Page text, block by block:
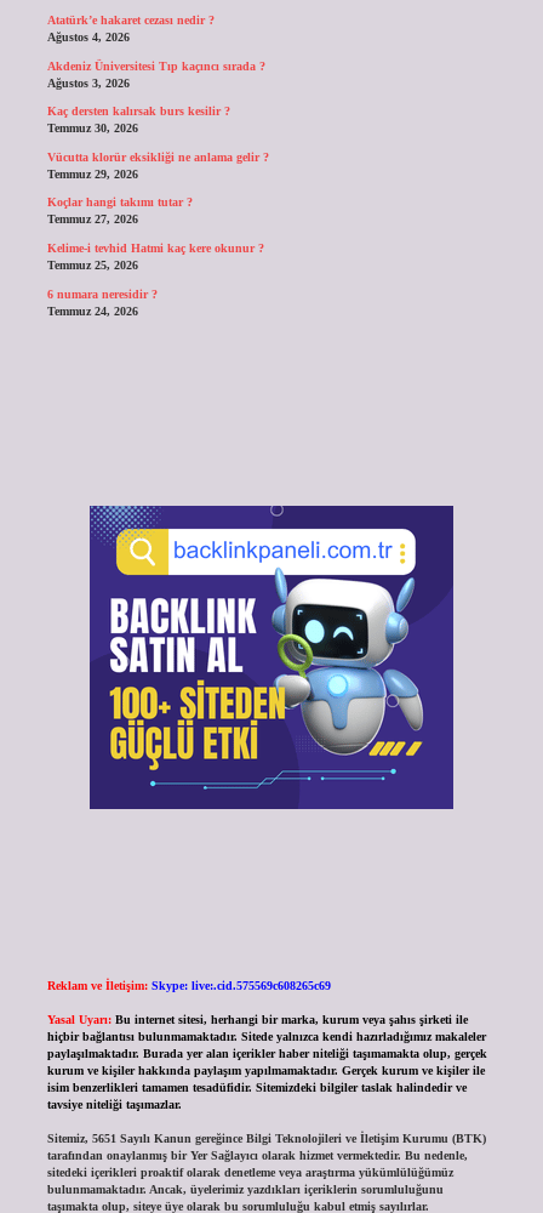
Atatürk’e hakaret cezası nedir ?
Ağustos 4, 2026
Akdeniz Üniversitesi Tıp kaçıncı sırada ?
Ağustos 3, 2026
Kaç dersten kalırsak burs kesilir ?
Temmuz 30, 2026
Vücutta klorür eksikliği ne anlama gelir ?
Temmuz 29, 2026
Koçlar hangi takımı tutar ?
Temmuz 27, 2026
Kelime-i tevhid Hatmi kaç kere okunur ?
Temmuz 25, 2026
6 numara neresidir ?
Temmuz 24, 2026
Reklam ve İletişim: Skype: live:.cid.575569c608265c69
Yasal Uyarı: Bu internet sitesi, herhangi bir marka, kurum veya şahıs şirketi ile
hiçbir bağlantısı bulunmamaktadır. Sitede yalnızca kendi hazırladığımız makaleler
paylaşılmaktadır. Burada yer alan içerikler haber niteliği taşımamakta olup, gerçek
kurum ve kişiler hakkında paylaşım yapılmamaktadır. Gerçek kurum ve kişiler ile
isim benzerlikleri tamamen tesadüfidir. Sitemizdeki bilgiler taslak halindedir ve
tavsiye niteliği taşımazlar.
Sitemiz, 5651 Sayılı Kanun gereğince Bilgi Teknolojileri ve İletişim Kurumu (BTK)
tarafından onaylanmış bir Yer Sağlayıcı olarak hizmet vermektedir. Bu nedenle,
sitedeki içerikleri proaktif olarak denetleme veya araştırma yükümlülüğümüz
bulunmamaktadır. Ancak, üyelerimiz yazdıkları içeriklerin sorumluluğunu
taşımakta olup, siteye üye olarak bu sorumluluğu kabul etmiş sayılırlar.